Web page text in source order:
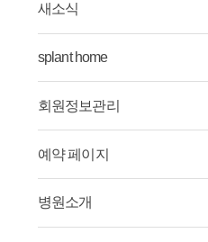
새소식
splant home
회원정보관리
예약 페이지
병원소개